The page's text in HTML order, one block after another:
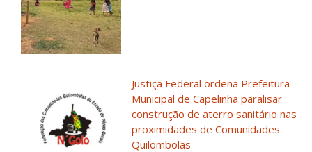
Justiça Federal ordena Prefeitura
Municipal de Capelinha paralisar
construção de aterro sanitário nas
proximidades de Comunidades
Quilombolas